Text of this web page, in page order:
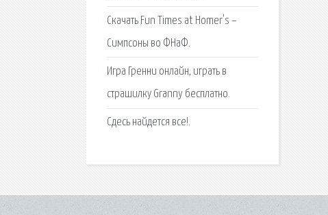
Скачать Fun Times at Homer's –
Симпсоны во ФНаФ.
Игра Гренни онлайн, играть в
страшилку Granny бесплатно.
Сдесь найдется все!.